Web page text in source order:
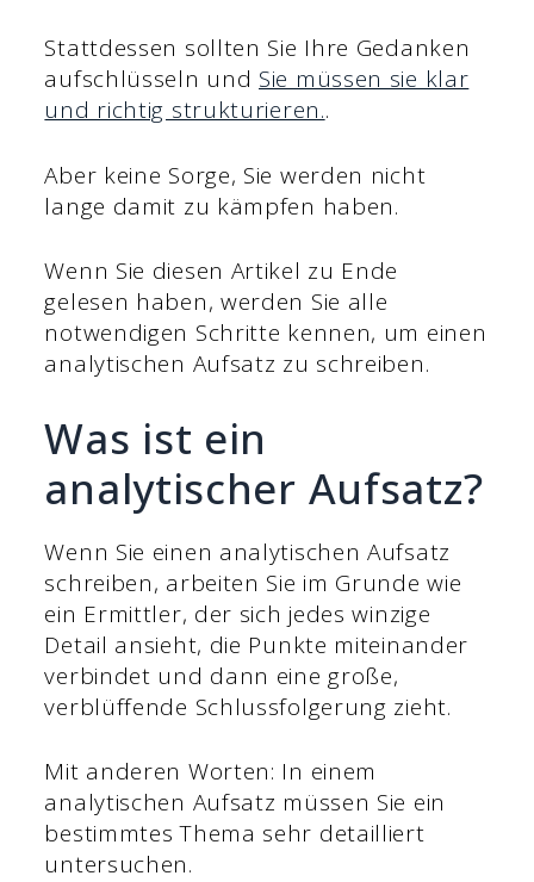
Stattdessen sollten Sie Ihre Gedanken
aufschlüsseln und Sie müssen sie klar
und richtig strukturieren..
Aber keine Sorge, Sie werden nicht
lange damit zu kämpfen haben.
Wenn Sie diesen Artikel zu Ende
gelesen haben, werden Sie alle
notwendigen Schritte kennen, um einen
analytischen Aufsatz zu schreiben.
Was ist ein
analytischer Aufsatz?
Wenn Sie einen analytischen Aufsatz
schreiben, arbeiten Sie im Grunde wie
ein Ermittler, der sich jedes winzige
Detail ansieht, die Punkte miteinander
verbindet und dann eine große,
verblüffende Schlussfolgerung zieht.
Mit anderen Worten: In einem
analytischen Aufsatz müssen Sie ein
bestimmtes Thema sehr detailliert
untersuchen.